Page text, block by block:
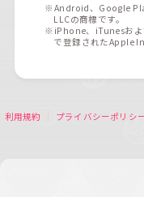
※Android、Google
LLCの商標です。
※iPhone、iTunesおよ
で登録されたApple
利用規約 プライバシーポリシ